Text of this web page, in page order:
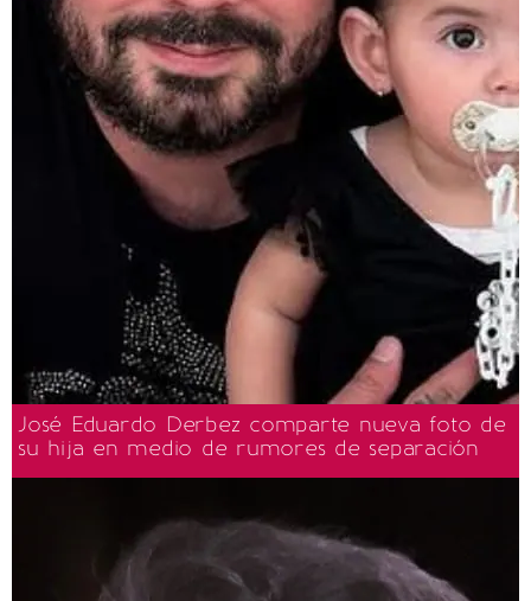
José Eduardo Derbez comparte nueva foto de
su hija en medio de rumores de separación